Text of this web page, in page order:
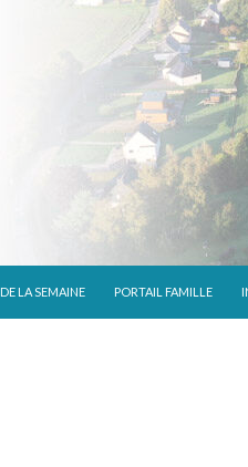
LA SEMAINE PORTAIL FAMILLE